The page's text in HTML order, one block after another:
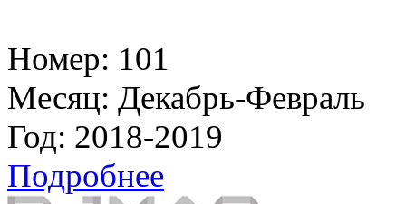
Номер: 101
Месяц: Декабрь-Февраль
Год: 2018-2019
Подробнее